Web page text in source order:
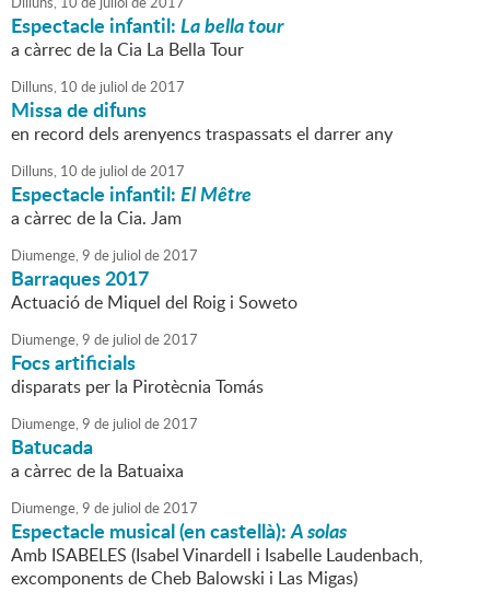
Espectacle infantil:La bella tour
a càrrec de la Cia La Bella Tour
Dilluns, 10 de juliol de2017
Missa de difuns
en record dels arenyencs traspassats el darrer any
Dilluns, 10 de juliol de2017
Espectacle infantil:El Mêtre
a càrrec de la Cia. Jam
Diumenge,9 de juliol de2017
Barraques 2017
Actuació de Miquel del Roig i Soweto
Diumenge,9 de juliol de2017
Focs artificials
disparats per la Pirotècnia Tomás
Diumenge,9 de juliol de2017
Batucada
a càrrec de la Batuaixa
Diumenge,9 de juliol de2017
Espectacle musical (en castellà):A solas
Amb ISABELES (Isabel Vinardell i Isabelle Laudenbach,
excomponents de Cheb Balowski i Las Migas)